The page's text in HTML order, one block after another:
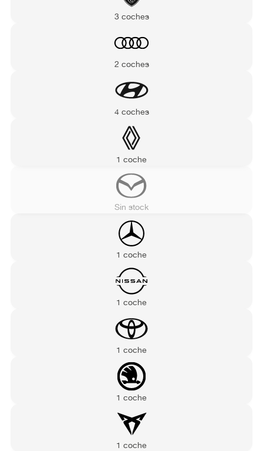
3 coches
2 coches
4 coches
1 coche
Sin stock
1 coche
1 coche
1 coche
1 coche
1 coche